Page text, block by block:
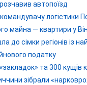
автопоїзд
логістики
майна — квартири у
до сімки регіонів із
податку
та 300 кущів
зібрали